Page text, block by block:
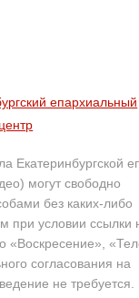
епархиальный
Екатеринбургской
могут свободно
без каких-либо
при условии ссылки
«Воскресение»,
согласования на
не требуется.